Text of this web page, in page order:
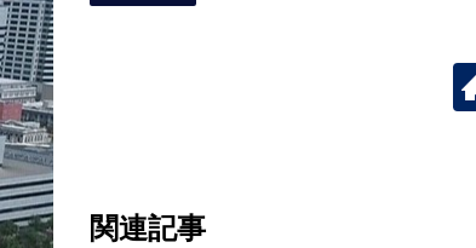
関連記事